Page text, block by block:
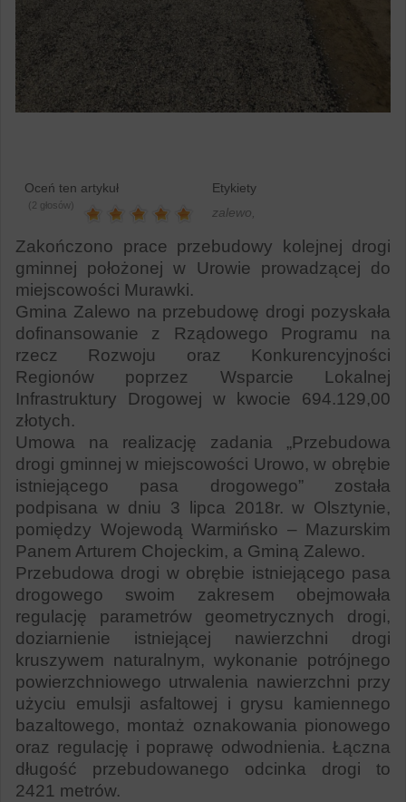
Oceń ten artykuł
(2 głosów)
Etykiety
zalewo,
Zakończono prace przebudowy kolejnej drogi
gminnej położonej w Urowie prowadzącej do
miejscowości Murawki.
Gmina Zalewo na przebudowę drogi pozyskała
dofinansowanie z Rządowego Programu na
rzecz Rozwoju oraz Konkurencyjności
Regionów poprzez Wsparcie Lokalnej
Infrastruktury Drogowej w kwocie 694.129,00
złotych.
Umowa na realizację zadania „Przebudowa
drogi gminnej w miejscowości Urowo, w obrębie
istniejącego pasa drogowego” została
podpisana w dniu 3 lipca 2018r. w Olsztynie,
pomiędzy Wojewodą Warmińsko – Mazurskim
Panem Arturem Chojeckim, a Gminą Zalewo.
Przebudowa drogi w obrębie istniejącego pasa
drogowego swoim zakresem obejmowała
regulację parametrów geometrycznych drogi,
doziarnienie istniejącej nawierzchni drogi
kruszywem naturalnym, wykonanie potrójnego
powierzchniowego utrwalenia nawierzchni przy
użyciu emulsji asfaltowej i grysu kamiennego
bazaltowego, montaż oznakowania pionowego
oraz regulację i poprawę odwodnienia. Łączna
długość przebudowanego odcinka drogi to
2421 metrów.